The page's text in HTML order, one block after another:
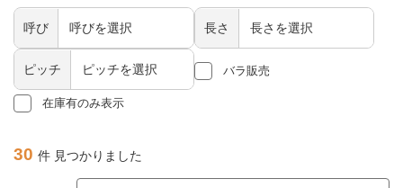
呼び 長さ
ピッチ バラ販売
在庫有のみ表示
30 件 見つかりました